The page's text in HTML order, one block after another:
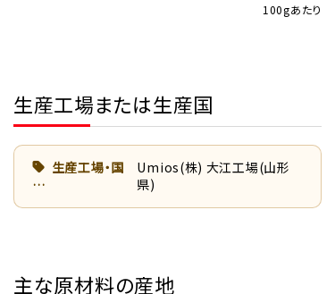
100gあたり
生産工場または生産国
生産工場・国
Umios(株) 大江工場(山形
県)
主な原材料の産地